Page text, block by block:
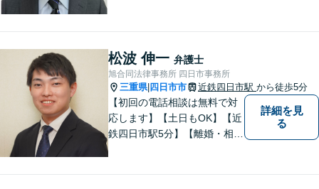
して、一緒に解決方法を考え
る手助けをさせていただけれ
ばと思いますので、お気軽に
ご相談ください。
松波 伸一 弁護士
旭合同法律事務所 四日市事務所
三重県| 四日市市 近鉄四日市駅 から徒歩5分
【初回の電話相談は無料で対
応します】【土日もOK】【近
鉄四日市駅5分】【離婚・相続
詳細を見
る